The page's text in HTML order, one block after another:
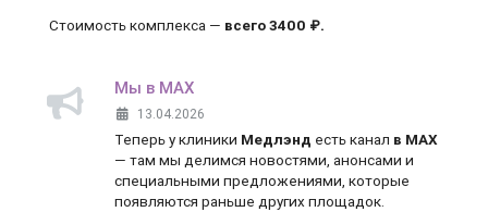
Стоимость комплекса — всего 3400 ₽.
Мы в MAX
13.04.2026
Теперь у клиники Медлэнд есть канал в MAX
— там мы делимся новостями, анонсами и
специальными предложениями, которые
появляются раньше других площадок.